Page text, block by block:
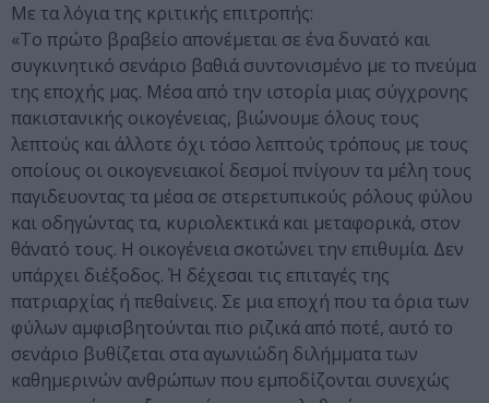
Με τα λόγια της κριτικής επιτροπής:
«Το πρώτο βραβείο απονέμεται σε ένα δυνατό και
συγκινητικό σενάριο βαθιά συντονισμένο με το πνεύμα
της εποχής μας. Μέσα από την ιστορία μιας σύγχρονης
πακιστανικής οικογένειας, βιώνουμε όλους τους
λεπτούς και άλλοτε όχι τόσο λεπτούς τρόπους με τους
οποίους οι οικογενειακοί δεσμοί πνίγουν τα μέλη τους
παγιδευοντας τα μέσα σε στερετυπικούς ρόλους φύλου
και οδηγώντας τα, κυριολεκτικά και μεταφορικά, στον
θάνατό τους. Η οικογένεια σκοτώνει την επιθυμία. Δεν
υπάρχει διέξοδος. Ή δέχεσαι τις επιταγές της
πατριαρχίας ή πεθαίνεις. Σε μια εποχή που τα όρια των
φύλων αμφισβητούνται πιο ριζικά από ποτέ, αυτό το
σενάριο βυθίζεται στα αγωνιώδη διλήμματα των
καθημερινών ανθρώπων που εμποδίζονται συνεχώς